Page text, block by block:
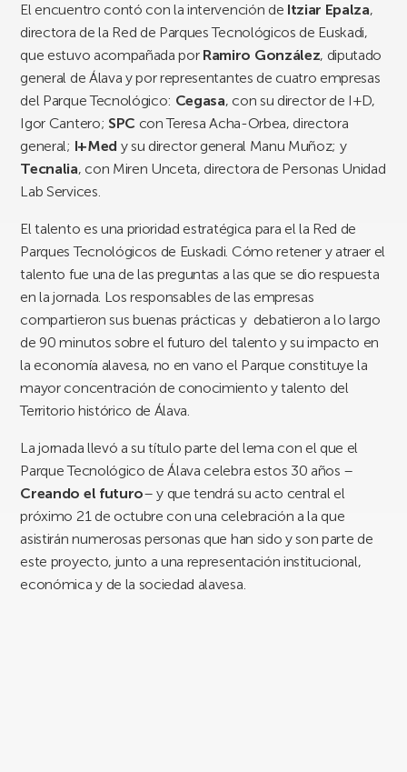
El encuentro contó con la intervención de Itziar Epalza,
directora de la Red de Parques Tecnológicos de Euskadi,
que estuvo acompañada por Ramiro González, diputado
general de Álava y por representantes de cuatro empresas
del Parque Tecnológico: Cegasa, con su director de I+D,
Igor Cantero; SPC con Teresa Acha-Orbea, directora
general; I+Med y su director general Manu Muñoz; y
Tecnalia, con Miren Unceta, directora de Personas Unidad
Lab Services.
El talento es una prioridad estratégica para el la Red de
Parques Tecnológicos de Euskadi. Cómo retener y atraer el
talento fue una de las preguntas a las que se dio respuesta
en la jornada. Los responsables de las empresas
compartieron sus buenas prácticas y debatieron a lo largo
de 90 minutos sobre el futuro del talento y su impacto en
la economía alavesa, no en vano el Parque constituye la
mayor concentración de conocimiento y talento del
Territorio histórico de Álava.
La jornada llevó a su título parte del lema con el que el
Parque Tecnológico de Álava celebra estos 30 años –
Creando el futuro– y que tendrá su acto central el
próximo 21 de octubre con una celebración a la que
asistirán numerosas personas que han sido y son parte de
este proyecto, junto a una representación institucional,
económica y de la sociedad alavesa.